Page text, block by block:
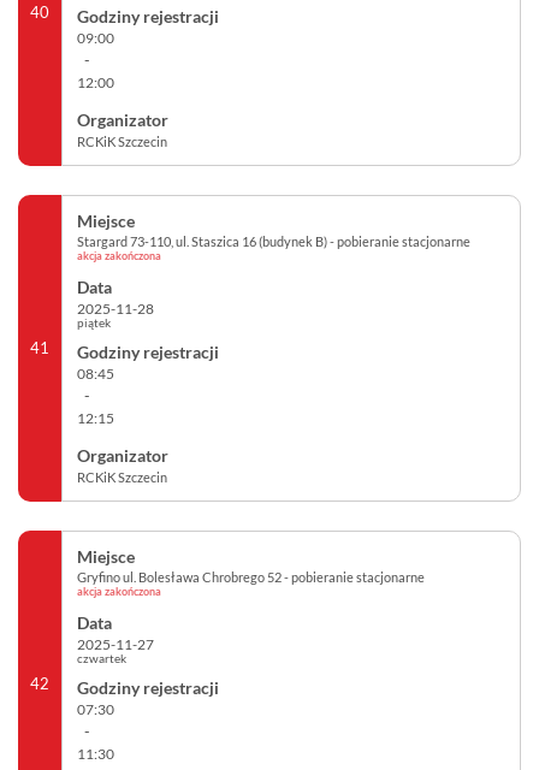
40
09:00
-
12:00
RCKiK Szczecin
41
Stargard 73-110, ul. Staszica 16 (budynek B) - pobieranie stacjonarne
akcja zakończona
2025-11-28
piątek
08:45
-
12:15
RCKiK Szczecin
42
Gryfino ul. Bolesława Chrobrego 52 - pobieranie stacjonarne
akcja zakończona
2025-11-27
czwartek
07:30
-
11:30